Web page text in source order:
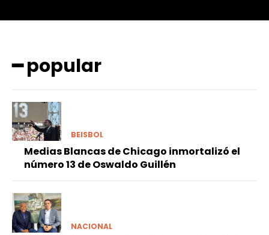
━ popular
BEISBOL
Medias Blancas de Chicago inmortalizó el
número 13 de Oswaldo Guillén
NACIONAL